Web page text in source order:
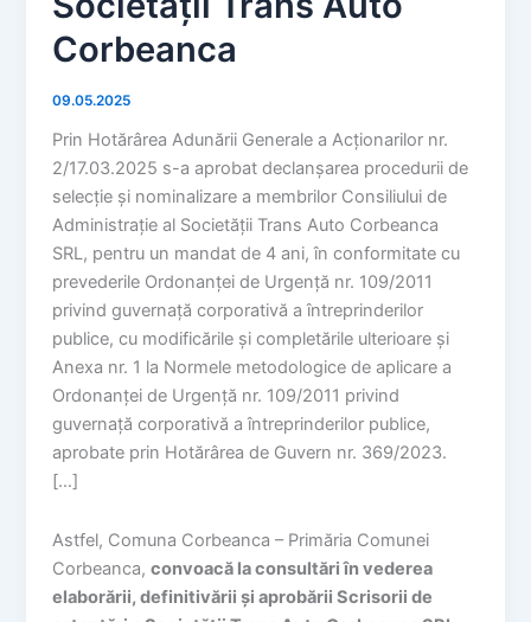
Corbeanca
09.05.2025
Prin Hotărârea Adunării Generale a Acționarilor nr.
2/17.03.2025 s-a aprobat declanșarea procedurii de
selecție și nominalizare a membrilor Consiliului de
Administrație al Societății Trans Auto Corbeanca
SRL, pentru un mandat de 4 ani, în conformitate cu
prevederile Ordonanței de Urgență nr. 109/2011
privind guvernață corporativă a întreprinderilor
publice, cu modificările și completările ulterioare și
Anexa nr. 1 la Normele metodologice de aplicare a
Ordonanței de Urgență nr. 109/2011 privind
guvernață corporativă a întreprinderilor publice,
aprobate prin Hotărârea de Guvern nr. 369/2023.
[…]
Astfel, Comuna Corbeanca – Primăria Comunei
Corbeanca,convoacă la consultări în vederea
elaborării, definitivării și aprobării Scrisorii de